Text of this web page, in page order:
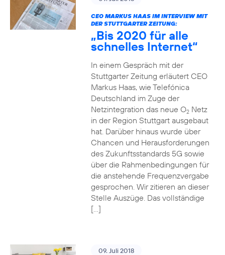
CEO MARKUS HAAS IM INTERVIEW MIT
DER STUTTGARTER ZEITUNG:
„Bis 2020 für alle
schnelles Internet“
In einem Gespräch mit der
Stuttgarter Zeitung erläutert CEO
Markus Haas, wie Telefónica
Deutschland im Zuge der
Netzintegration das neue O2Netz
in der Region Stuttgart ausgebaut
hat. Darüber hinaus wurde über
Chancen und Herausforderungen
des Zukunftsstandards 5G sowie
über die Rahmenbedingungen für
die anstehende Frequenzvergabe
gesprochen. Wir zitieren an dieser
Stelle Auszüge. Das vollständige
[…]
09. Juli 2018